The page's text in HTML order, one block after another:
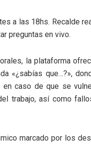
a las 18hs. Recalde
preguntas en vivo.
la plataforma
«¿sabías que…?»,
caso de que se
trabajo, así como
marcado por los